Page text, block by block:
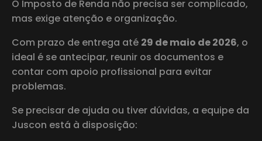
O Imposto de Renda não precisa ser complicado,
mas exige atenção e organização.
Com prazo de entrega até 29 de maio de 2026, o
ideal é se antecipar, reunir os documentos e
contar com apoio profissional para evitar
problemas.
Se precisar de ajuda ou tiver dúvidas, a equipe da
Juscon está à disposição: